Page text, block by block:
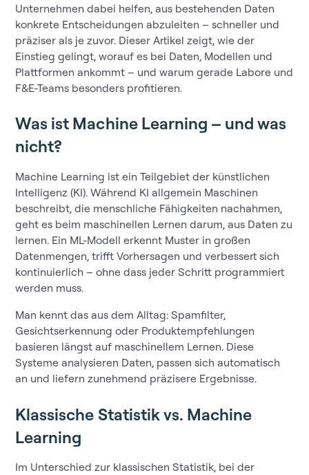
Unternehmen dabei helfen, aus bestehenden Daten
konkrete Entscheidungen abzuleiten – schneller und
präziser als je zuvor. Dieser Artikel zeigt, wie der
Einstieg gelingt, worauf es bei Daten, Modellen und
Plattformen ankommt – und warum gerade Labore und
F&E-Teams besonders profitieren.
Was ist Machine Learning – und was
nicht?
Machine Learning ist ein Teilgebiet der künstlichen
Intelligenz (KI). Während KI allgemein Maschinen
beschreibt, die menschliche Fähigkeiten nachahmen,
geht es beim maschinellen Lernen darum, aus Daten zu
lernen. Ein ML-Modell erkennt Muster in großen
Datenmengen, trifft Vorhersagen und verbessert sich
kontinuierlich – ohne dass jeder Schritt programmiert
werden muss.
Man kennt das aus dem Alltag: Spamfilter,
Gesichtserkennung oder Produktempfehlungen
basieren längst auf maschinellem Lernen. Diese
Systeme analysieren Daten, passen sich automatisch
an und liefern zunehmend präzisere Ergebnisse.
Klassische Statistik vs. Machine
Learning
Im Unterschied zur klassischen Statistik, bei der